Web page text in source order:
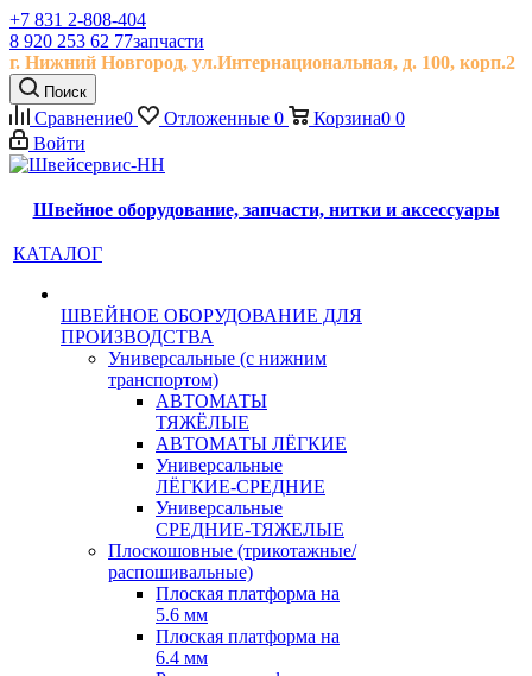
+7 831 2-808-404
8 920 253 62 77запчасти
г. Нижний Новгород, ул.Интернациональная, д. 100, корп.2
Поиск
Сравнение0 Отложенные 0 Корзина0 0
Войти
Швейное оборудование, запчасти, нитки и аксессуары
КАТАЛОГ
ШВЕЙНОЕ ОБОРУДОВАНИЕ ДЛЯ
ПРОИЗВОДСТВА
Универсальные (с нижним
транспортом)
АВТОМАТЫ
ТЯЖЁЛЫЕ
АВТОМАТЫ ЛЁГКИЕ
Универсальные
ЛЁГКИЕ-СРЕДНИЕ
Универсальные
СРЕДНИЕ-ТЯЖЕЛЫЕ
Плоскошовные (трикотажные/
распошивальные)
Плоская платформа на
5.6 мм
Плоская платформа на
6.4 мм